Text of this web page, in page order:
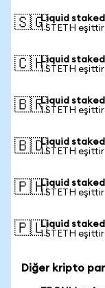
🇸🇬Liquid staked
1 STETH
🇨🇭Liquid staked
1 STETH eşittir
🇧🇷Liquid
1 STETH
🇧🇩Liquid staked
1 STETH
🇵🇭Liquid
1 STETH
🇵🇱Liquid
1 STETH
Diğer kripto